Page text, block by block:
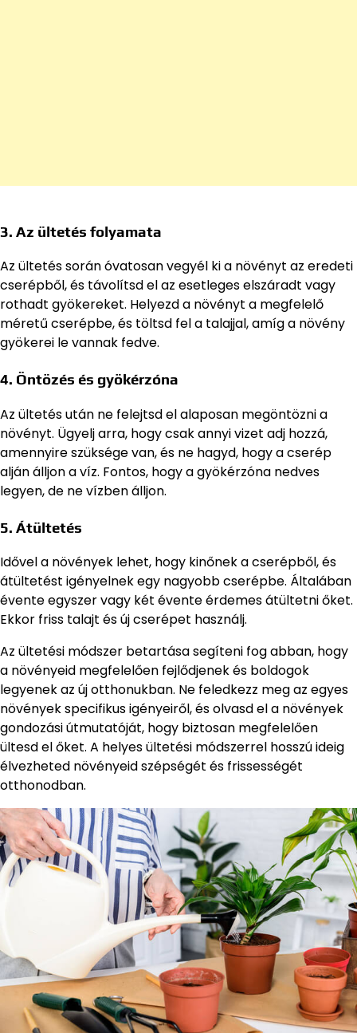
3. Az ültetés folyamata
Az ültetés során óvatosan vegyél ki a növényt az eredeti
cserépből, és távolítsd el az esetleges elszáradt vagy
rothadt gyökereket. Helyezd a növényt a megfelelő
méretű cserépbe, és töltsd fel a talajjal, amíg a növény
gyökerei le vannak fedve.
4. Öntözés és gyökérzóna
Az ültetés után ne felejtsd el alaposan megöntözni a
növényt. Ügyelj arra, hogy csak annyi vizet adj hozzá,
amennyire szüksége van, és ne hagyd, hogy a cserép
alján álljon a víz. Fontos, hogy a gyökérzóna nedves
legyen, de ne vízben álljon.
5. Átültetés
Idővel a növények lehet, hogy kinőnek a cserépből, és
átültetést igényelnek egy nagyobb cserépbe. Általában
évente egyszer vagy két évente érdemes átültetni őket.
Ekkor friss talajt és új cserépet használj.
Az ültetési módszer betartása segíteni fog abban, hogy
a növényeid megfelelően fejlődjenek és boldogok
legyenek az új otthonukban. Ne feledkezz meg az egyes
növények specifikus igényeiről, és olvasd el a növények
gondozási útmutatóját, hogy biztosan megfelelően
ültesd el őket. A helyes ültetési módszerrel hosszú ideig
élvezheted növényeid szépségét és frissességét
otthonodban.